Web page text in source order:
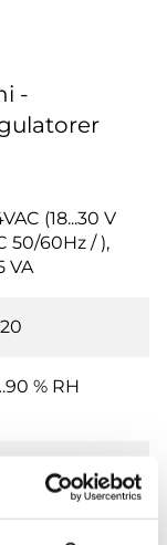
-
(18...30 V
50/60Hz / ),
VA
% RH
°C